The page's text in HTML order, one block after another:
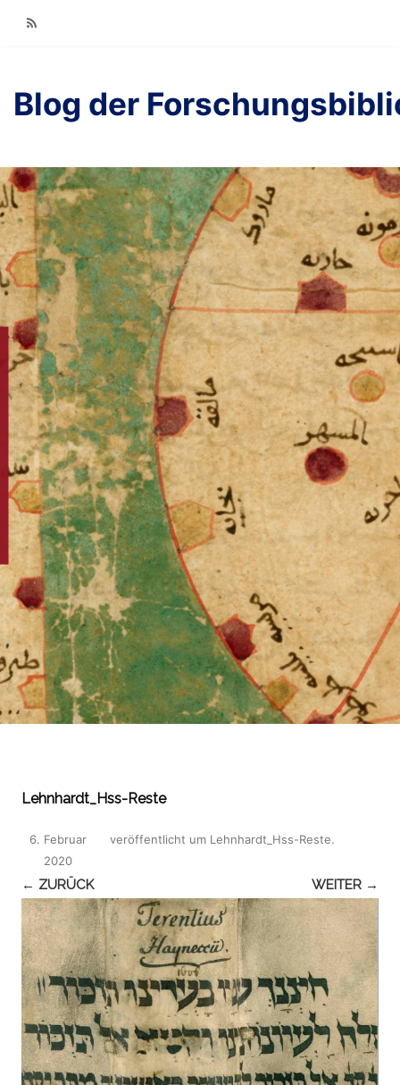
Blog der
Lehnhardt_Hss-Reste
veröffentlicht
6. Februar
2020
um Lehnhardt_Hss-Reste.
← ZURÜCK WEITER →